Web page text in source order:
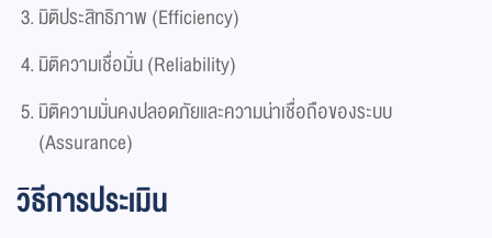
มิติประสิทธิภาพ (Efficiency)
มิติความเชื่อมั่น (Reliability)
มิติความมั่นคงปลอดภัยและความน่าเชื่อถือของระบบ
(Assurance)
วิธีการประเมิน